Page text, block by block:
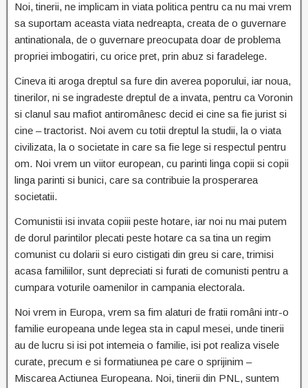
Noi, tinerii, ne implicam in viata politica pentru ca nu mai vrem
sa suportam aceasta viata nedreapta, creata de o guvernare
antinationala, de o guvernare preocupata doar de problema
propriei imbogatiri, cu orice pret, prin abuz si faradelege.
Cineva iti aroga dreptul sa fure din averea poporului, iar noua,
tinerilor, ni se ingradeste dreptul de a invata, pentru ca Voronin
si clanul sau mafiot antiromânesc decid ei cine sa fie jurist si
cine – tractorist. Noi avem cu totii dreptul la studii, la o viata
civilizata, la o societate in care sa fie lege si respectul pentru
om. Noi vrem un viitor european, cu parinti linga copii si copii
linga parinti si bunici, care sa contribuie la prosperarea
societatii.
Comunistii isi invata copiii peste hotare, iar noi nu mai putem
de dorul parintilor plecati peste hotare ca sa tina un regim
comunist cu dolarii si euro cistigati din greu si care, trimisi
acasa familiilor, sunt depreciati si furati de comunisti pentru a
cumpara voturile oamenilor in campania electorala.
Noi vrem in Europa, vrem sa fim alaturi de fratii români intr-o
familie europeana unde legea sta in capul mesei, unde tinerii
au de lucru si isi pot intemeia o familie, isi pot realiza visele
curate, precum e si formatiunea pe care o sprijinim –
Miscarea Actiunea Europeana. Noi, tinerii din PNL, suntem